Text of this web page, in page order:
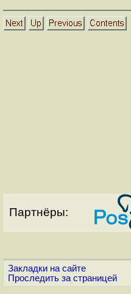
Партнёры:
Закладки на сайте
Проследить за страницей